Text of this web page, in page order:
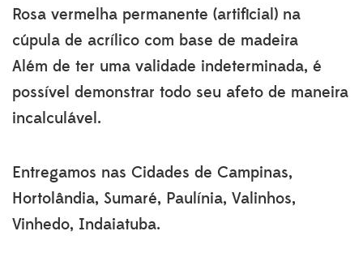
Rosa vermelha permanente (artificial) na
cúpula de acrílico com base de madeira
Além de ter uma validade indeterminada, é
possível demonstrar todo seu afeto de maneira
incalculável.
Entregamos nas Cidades de Campinas,
Hortolândia, Sumaré, Paulínia, Valinhos,
Vinhedo, Indaiatuba.